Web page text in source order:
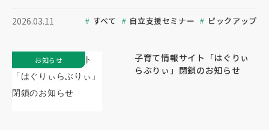
2026.03.11 すべて 自立支援セミナー ピックアップ
子育て情報サイト「はぐりぃ
らぶりぃ」閉鎖のお知らせ
お知らせ